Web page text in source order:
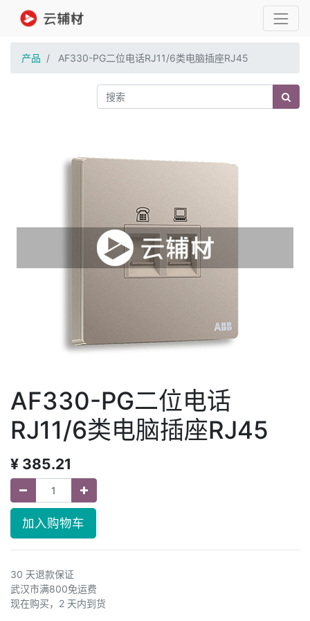
产品 AF330-PG二位电话RJ11/6类电脑插座RJ45
AF330-PG二位电话
RJ11/6类电脑插座RJ45
¥ 385.21
加入购物车
30 天退款保证
武汉市满800免运费
现在购买，2 天内到货